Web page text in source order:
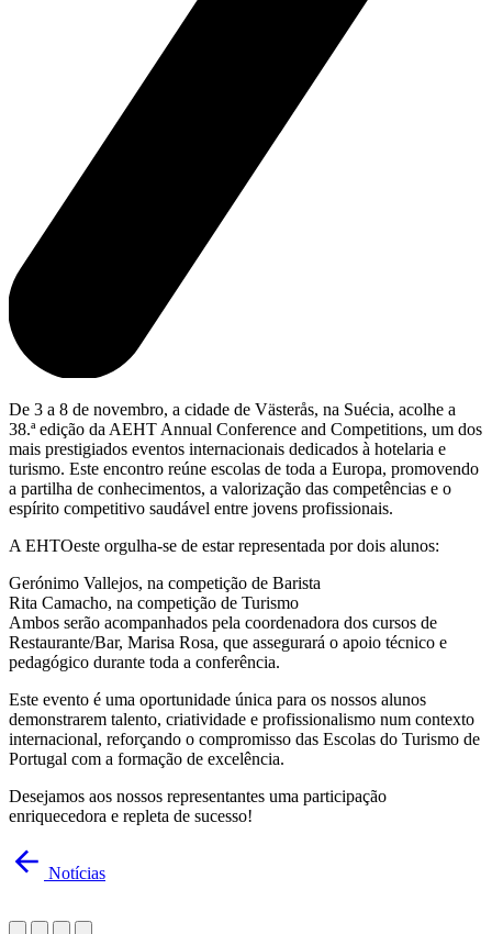
De 3 a 8 de novembro, a cidade de Västerås, na Suécia, acolhe a
38.ª edição da AEHT Annual Conference and Competitions, um dos
mais prestigiados eventos internacionais dedicados à hotelaria e
turismo. Este encontro reúne escolas de toda a Europa, promovendo
a partilha de conhecimentos, a valorização das competências e o
espírito competitivo saudável entre jovens profissionais.
A EHTOeste orgulha-se de estar representada por dois alunos:
Gerónimo Vallejos, na competição de Barista
Rita Camacho, na competição de Turismo
Ambos serão acompanhados pela coordenadora dos cursos de
Restaurante/Bar, Marisa Rosa, que assegurará o apoio técnico e
pedagógico durante toda a conferência.
Este evento é uma oportunidade única para os nossos alunos
demonstrarem talento, criatividade e profissionalismo num contexto
internacional, reforçando o compromisso das Escolas do Turismo de
Portugal com a formação de excelência.
Desejamos aos nossos representantes uma participação
enriquecedora e repleta de sucesso!
Notícias